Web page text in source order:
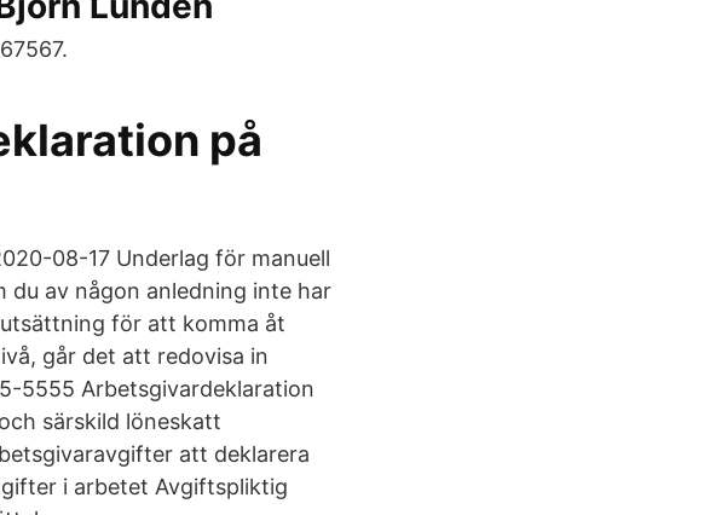
på
08-17 Underlag för manuell
du av någon anledning inte har
för att komma åt
går det att redovisa in
5555 Arbetsgivardeklaration
särskild löneskatt
att deklarera
i arbetet Avgiftspliktig